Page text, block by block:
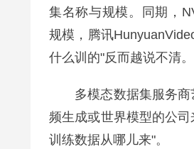
集名称与规模。同期，
规模，腾讯
什么训的"反而越说不清。
多模态数据集服务商
频生成或世界模型的公
训练数据从哪儿来"。